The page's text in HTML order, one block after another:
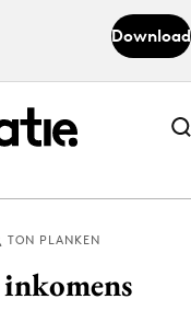
Download
Abonneer nu
Abonneer nu
TON PLANKEN